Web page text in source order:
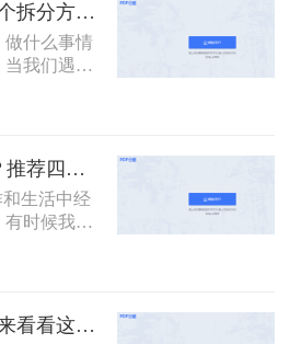
表，或是一
，如何从中
需要的部
问
因此变得
pdf如何拆分？分享三个拆分方法！
做什么事情
我们遇到
件时，根
阅读，这
。那么有
以让我们
推荐三个
拆分，让你
怎么样拆分PDF文件？推荐四个拆分PDF方法！
生活中经
时候我们
以便更好
详细介绍
如何把pdf拆分免费？来看看这2个PDF拆分方法！